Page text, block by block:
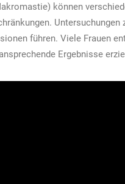
können
führen. Viele Frauen
Ergebnisse